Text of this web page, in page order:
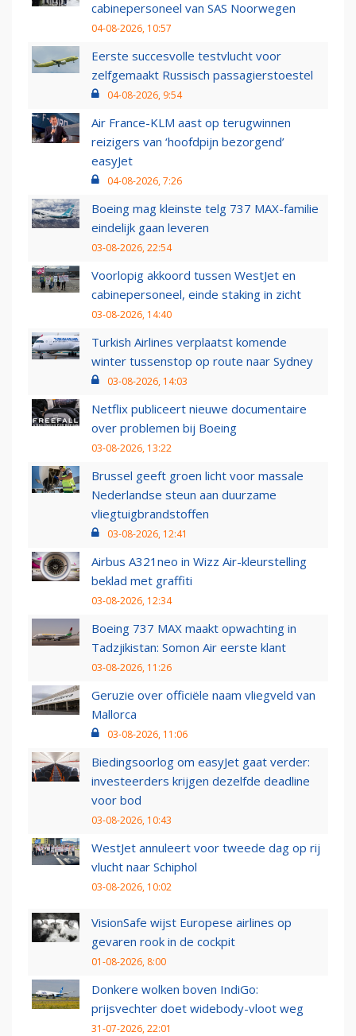
cabinepersoneel van SAS Noorwegen
04-08-2026, 10:57
Eerste succesvolle testvlucht voor
zelfgemaakt Russisch passagierstoestel
04-08-2026, 9:54
Air France-KLM aast op terugwinnen
reizigers van ‘hoofdpijn bezorgend’
easyJet
04-08-2026, 7:26
Boeing mag kleinste telg 737 MAX-familie
eindelijk gaan leveren
03-08-2026, 22:54
Voorlopig akkoord tussen WestJet en
cabinepersoneel, einde staking in zicht
03-08-2026, 14:40
Turkish Airlines verplaatst komende
winter tussenstop op route naar Sydney
03-08-2026, 14:03
Netflix publiceert nieuwe documentaire
over problemen bij Boeing
03-08-2026, 13:22
Brussel geeft groen licht voor massale
Nederlandse steun aan duurzame
vliegtuigbrandstoffen
03-08-2026, 12:41
Airbus A321neo in Wizz Air-kleurstelling
beklad met graffiti
03-08-2026, 12:34
Boeing 737 MAX maakt opwachting in
Tadzjikistan: Somon Air eerste klant
03-08-2026, 11:26
Geruzie over officiële naam vliegveld van
Mallorca
03-08-2026, 11:06
Biedingsoorlog om easyJet gaat verder:
investeerders krijgen dezelfde deadline
voor bod
03-08-2026, 10:43
WestJet annuleert voor tweede dag op rij
vlucht naar Schiphol
03-08-2026, 10:02
VisionSafe wijst Europese airlines op
gevaren rook in de cockpit
01-08-2026, 8:00
Donkere wolken boven IndiGo:
prijsvechter doet widebody-vloot weg
31-07-2026, 22:01